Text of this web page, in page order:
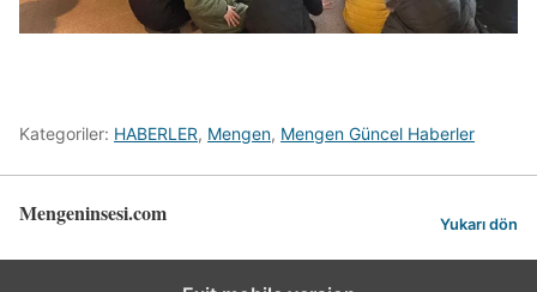
Kategoriler: HABERLER, Mengen, Mengen Güncel Haberler
Mengeninsesi.com Yukarı dön